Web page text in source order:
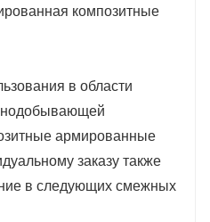
в области
армированные
заказу также
в следующих смежных